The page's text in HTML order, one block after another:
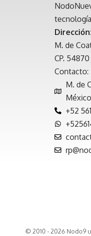
Dirección:
M. de
CP. 54870
Contacto:
M. de
+52
© 2010 - 2026 Nodo9